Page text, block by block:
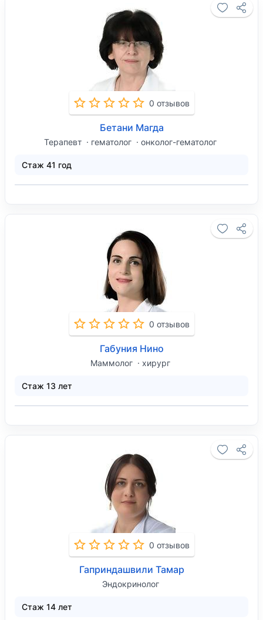
0 отзывов
Бетани Магда
Терапевт гематолог онколог-гематолог
Стаж 41 год
0 отзывов
Габуния Нино
Маммолог хирург
Стаж 13 лет
0 отзывов
Гаприндашвили Тамар
Эндокринолог
Стаж 14 лет